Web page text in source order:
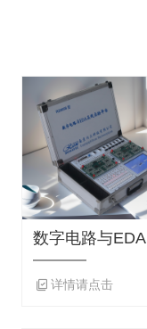
详情请点击